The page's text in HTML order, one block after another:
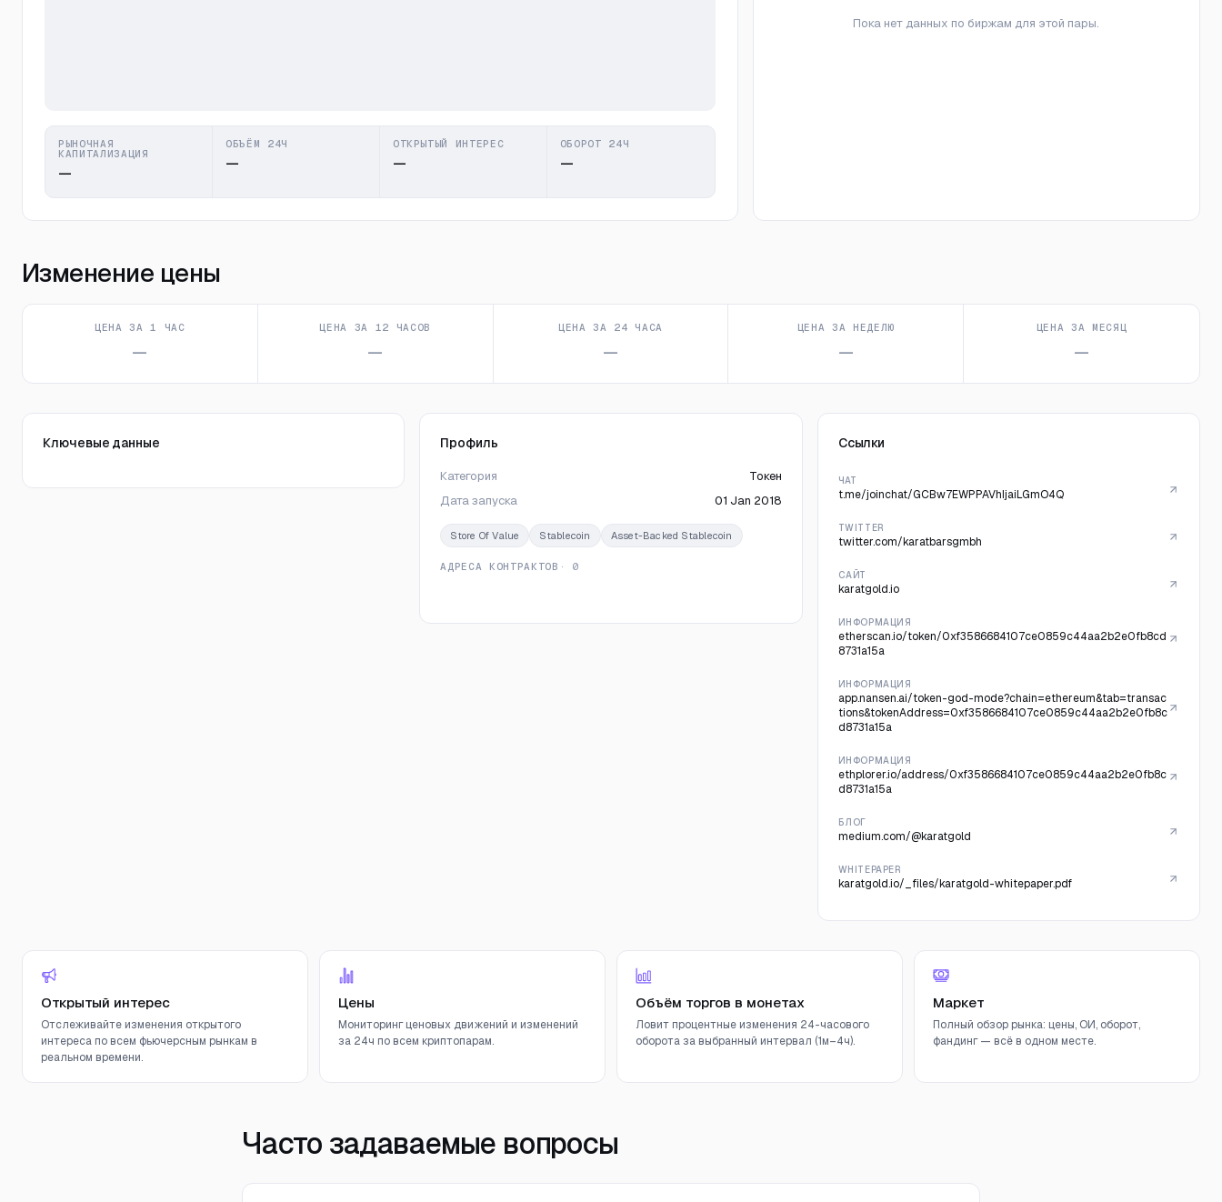
РЫНОЧНАЯ
КАПИТАЛИЗАЦИЯ
—
ОБЪЁМ 24Ч
—
ОТКРЫТЫЙ ИНТЕРЕС
—
ОБОРОТ 24Ч
—
Пока нет данных по биржам для этой пары.
Изменение цены
ЦЕНА ЗА 1 ЧАС
—
ЦЕНА ЗА 12 ЧАСОВ
—
ЦЕНА ЗА 24 ЧАСА
—
ЦЕНА ЗА НЕДЕЛЮ
—
ЦЕНА ЗА МЕСЯЦ
—
Ключевые данные Профиль
Категория
Токен
Дата запуска
01 Jan 2018
Store Of Value Stablecoin Asset-Backed Stablecoin
АДРЕСА КОНТРАКТОВ · 0
Ссылки
ЧАТ
t.me/joinchat/GCBw7EWPPAVhIjaiLGmO4Q
TWITTER
twitter.com/karatbarsgmbh
САЙТ
karatgold.io
ИНФОРМАЦИЯ
etherscan.io/token/0xf3586684107ce0859c44aa2b2e0fb8cd
8731a15a
ИНФОРМАЦИЯ
app.nansen.ai/token-god-mode?chain=ethereum&tab=transac
tions&tokenAddress=0xf3586684107ce0859c44aa2b2e0fb8c
d8731a15a
ИНФОРМАЦИЯ
ethplorer.io/address/0xf3586684107ce0859c44aa2b2e0fb8c
d8731a15a
БЛОГ
medium.com/@karatgold
WHITEPAPER
karatgold.io/_files/karatgold-whitepaper.pdf
Открытый интерес
Отслеживайте изменения открытого
интереса по всем фьючерсным рынкам в
реальном времени.
Цены
Мониторинг ценовых движений и изменений
за 24ч по всем криптопарам.
Объём торгов в монетах
Ловит процентные изменения 24-часового
оборота за выбранный интервал (1м–4ч).
Маркет
Полный обзор рынка: цены, ОИ, оборот,
фандинг — всё в одном месте.
Часто задаваемые вопросы